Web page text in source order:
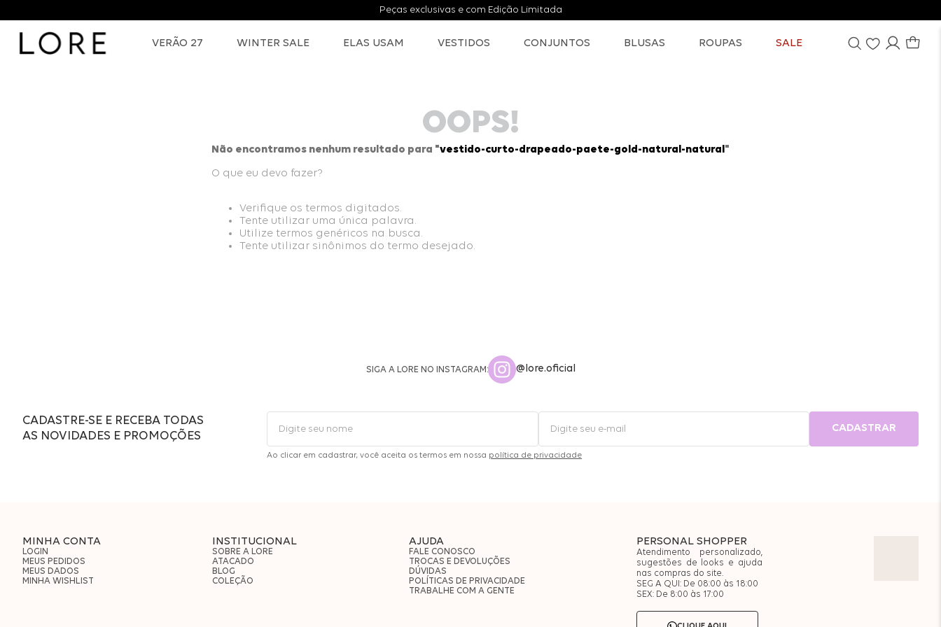
Peças exclusivas e com Edição Limitada
VERÃO 27 WINTER SALE ELAS USAM VESTIDOS CONJUNTOS BLUSAS ROUPAS SALE
OOPS!
Não encontramos nenhum resultado para "vestido-curto-drapeado-paete-gold-natural-natural "
O que eu devo fazer?
Verifique os termos digitados.
Tente utilizar uma única palavra.
Utilize termos genéricos na busca.
Tente utilizar sinônimos do termo desejado.
SIGA A LORE NO INSTAGRAM: @lore.oficial
CADASTRE-SE E RECEBA TODAS
AS NOVIDADES E PROMOÇÕES
CADASTRAR
Ao clicar em cadastrar, você aceita os termos em nossa política de privacidade
MINHA CONTA
LOGIN
MEUS PEDIDOS
MEUS DADOS
MINHA WISHLIST
INSTITUCIONAL
SOBRE A LORE
ATACADO
BLOG
COLEÇÃO
AJUDA
FALE CONOSCO
TROCAS E DEVOLUÇÕES
DÚVIDAS
POLÍTICAS DE PRIVACIDADE
TRABALHE COM A GENTE
PERSONAL SHOPPER
Atendimento personalizado,
sugestões de looks e ajuda
nas compras do site.
SEG A QUI: De 08:00 às 18:00
SEX: De 8:00 às 17:00